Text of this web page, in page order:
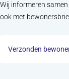
Wij informeren
ook met
Verzonden